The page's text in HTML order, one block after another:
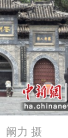
阚力 摄